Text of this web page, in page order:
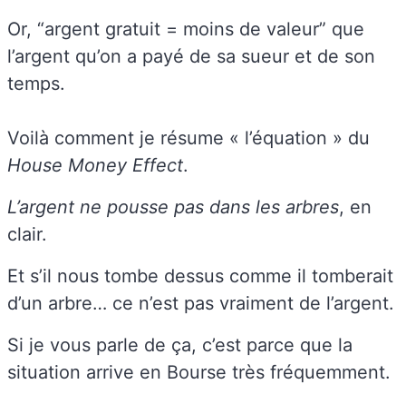
Or, “argent gratuit = moins de valeur” que
l’argent qu’on a payé de sa sueur et de son
temps.
Voilà comment je résume « l’équation » du
House Money Effect.
L’argent ne pousse pas dans les arbres, en
clair.
Et s’il nous tombe dessus comme il tomberait
d’un arbre… ce n’est pas vraiment de l’argent.
Si je vous parle de ça, c’est parce que la
situation arrive en Bourse très fréquemment.